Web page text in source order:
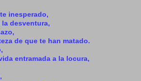
inesperado,
desventura,
de que te han matado.
entramada a la locura,